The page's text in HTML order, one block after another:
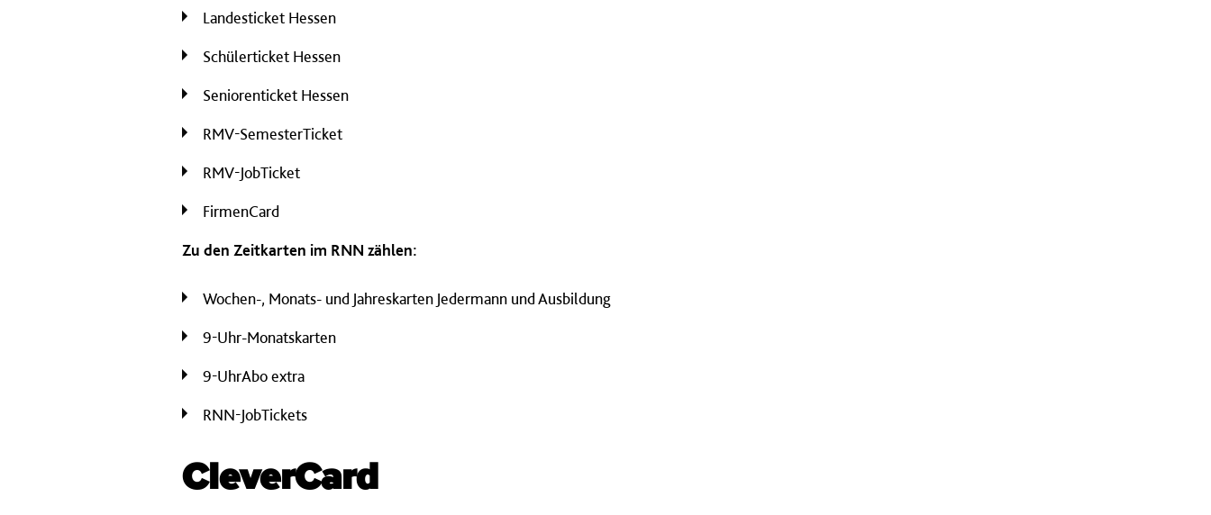
Landesticket Hessen
Schülerticket Hessen
Seniorenticket Hessen
RMV-SemesterTicket
RMV-JobTicket
FirmenCard
Zu den Zeitkarten im RNN zählen:
Wochen-, Monats- und Jahreskarten Jedermann und Ausbildung
9-Uhr-Monatskarten
9-UhrAbo extra
RNN-JobTickets
CleverCard